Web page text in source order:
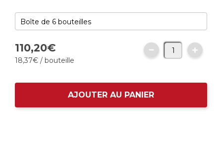
110,20€
18,37€ / bouteille
AJOUTER AU PANIER